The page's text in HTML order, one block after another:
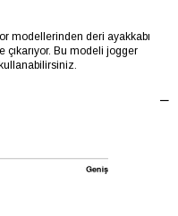
modellerinden deri ayakkabı
çıkarıyor. Bu modeli jogger